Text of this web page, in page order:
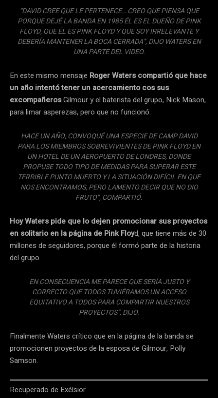
“DAVID CREE QUE LE PERTENECE… CREO QUE PIENSA QUE
PORQUE DEJÉ LA BANDA EN 1985 ÉL ES EL DUEÑO DE PINK
FLOYD, QUE ÉL ES PINK FLOYD Y QUE SOY IRRELEVANTE Y
DEBERÍA MANTENER LA BOCA CERRADA”, DIJO WATERS EN
UNA PARTE DEL VIDEO.
En este mismo mensaje Roger Waters compartió que hace
un año intentó tener un acercamiento cos sus
excompañerosGilmour y el baterista del grupo, Nick Mason,
para limar asperezas, pero que no funcionó.
HACE UN AÑO, CONVOQUÉ UNA ESPECIE DE CAMP DAVID
PARA LOS MIEMBROS SOBREVIVIENTES DE PINK FLOYD EN
UN HOTEL DE UN AEROPUERTO DE LONDRES, DONDE
PROPUSE TODO TIPO DE MEDIDAS PARA SUPERAR ESTE
TERRIBLE PUNTO MUERTO Y LA SITUACIÓN DIFÍCIL EN QUE
NOS ENCONTRAMOS, PERO LAMENTO DECIR QUE NO DIO
FRUTO”, COMPARTIÓ.
Hoy Waters pide que lo dejen promocionar sus proyectos
en solitario en la página de Pink Floyd, que tiene más de 30
millones de seguidores, porque él formó parte de la historia
del grupo.
EN CONSECUENCIA ME PARECE QUE SERÍA JUSTO Y
CORRECTO QUE TODOS TUVIÉRAMOS UN ACCESO
EQUITATIVO A TODOS PARA COMPARTIR NUESTROS
PROYECTOS”, DIJO.
Finalmente Waters crítico que en la página de la banda se
promocionen proyectos de la esposa de Gilmour, Polly
Samson.
Recuperado de Exélsior